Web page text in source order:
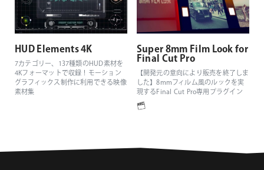
HUD Elements 4K
7カテゴリー、137種類のHUD素材を
4Kフォーマットで収録！モーション
グラフィックス制作に利用できる映像
素材集
Super 8mm Film Look for
Final Cut Pro
【開発元の意向により販売を終了しま
した】8mmフィルム風のルックを実
現するFinal Cut Pro専用プラグイン